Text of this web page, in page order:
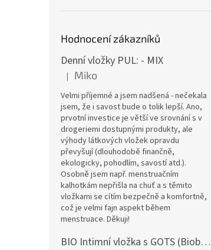
Hodnocení zákazníků
Denní vložky PUL: - MIX
Hodnocení produktu je 5 z 5 hvězdiček.
| Miko
Velmi příjemné a jsem nadšená - nečekala
jsem, že i savost bude o tolik lepší. Ano,
prvotní investice je větší ve srovnání s v
drogeriemi dostupnými produkty, ale
výhody látkových vložek opravdu
převyšují (dlouhodobě finančně,
ekologicky, pohodlím, savostí atd.).
Osobně jsem např. menstruačním
kalhotkám nepřišla na chuť a s těmito
vložkami se cítím bezpečně a komfortně,
což je velmi fajn aspekt během
menstruace. Děkuji!
BIO Intimní vložka s GOTS (Biobavlněný úplet) - Malované pivoňky v hořčicové